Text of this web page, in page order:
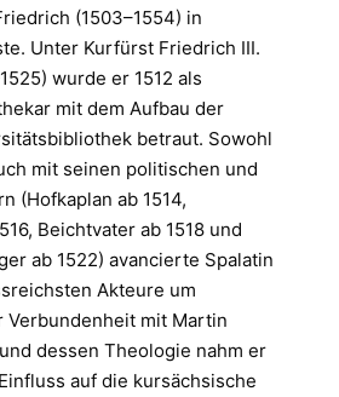
(1503–1554) in
Unter Kurfürst Friedrich III.
wurde er 1512 als
mit dem Aufbau der
betraut. Sowohl
mit seinen politischen und
(Hofkaplan ab 1514,
Beichtvater ab 1518 und
ab 1522) avancierte Spalatin
Akteure um
Verbundenheit mit Martin
dessen Theologie nahm er
auf die kursächsische